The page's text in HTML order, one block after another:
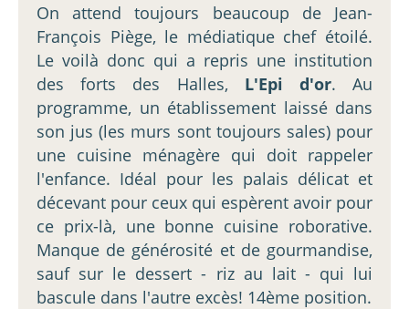
On attend toujours beaucoup de Jean-
François Piège, le médiatique chef étoilé.
Le voilà donc qui a repris une institution
des forts des Halles, L'Epi d'or. Au
programme, un établissement laissé dans
son jus (les murs sont toujours sales) pour
une cuisine ménagère qui doit rappeler
l'enfance. Idéal pour les palais délicat et
décevant pour ceux qui espèrent avoir pour
ce prix-là, une bonne cuisine roborative.
Manque de générosité et de gourmandise,
sauf sur le dessert - riz au lait - qui lui
bascule dans l'autre excès! 14ème position.